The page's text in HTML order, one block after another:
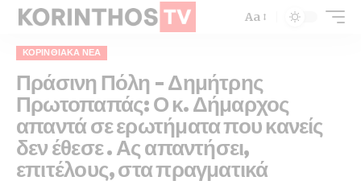
Aa
ΚΟΡΙΝΘΙΑΚΆ ΝΈΑ
Πράσινη Πόλη – Δημήτρης
Πρωτοπαπάς: Ο κ. Δήμαρχος
απαντά σε ερωτήματα που κανείς
δεν έθεσε . Ας απαντήσει,
επιτέλους, στα πραγματικά